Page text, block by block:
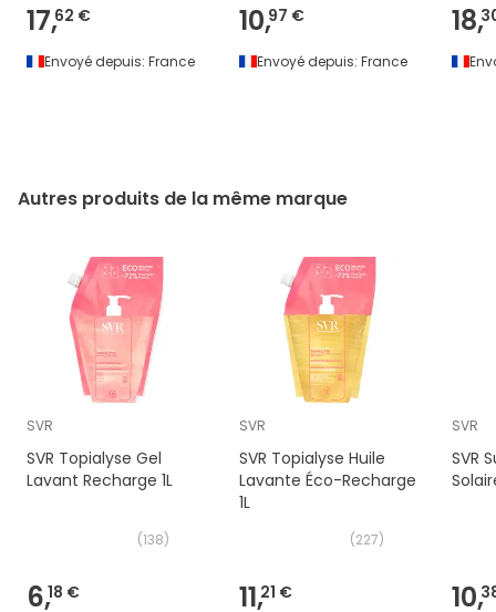
17,62 €
Envoyé depuis: France
10,97 €
Envoyé depuis: France
18,
Autres produits de la même marque
SVR
SVR Topialyse Gel
Lavant Recharge 1L
(138)
6,18 €
SVR
SVR Topialyse Huile
Lavante Éco-Recharge
1L
(227)
11,21 €
SVR
SVR
10,